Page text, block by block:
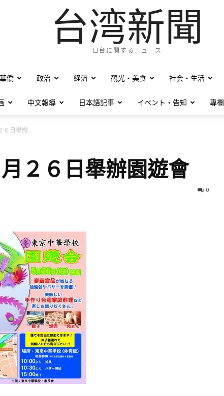
台湾新聞
日台に関するニュース
華僑 政治 経済 観光・美食 社会・生活
中文報導 日本語記事 イベント・告知 專欄
６日舉辦...
２６日舉辦園遊會
0